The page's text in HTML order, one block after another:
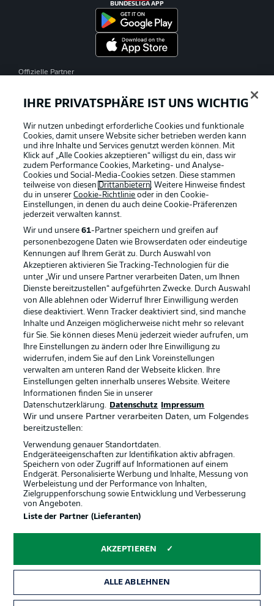
BUNDESLIGA APP
Offizielle Partner
Rechtliche Hinweise Voreinstellungen verwalten
Datenschutz Nutzungsbedingungen
Kontakt Jobs
Impressum Partner
Spieler Liveticker
AGB
© 2026 Bundesliga-Gruppe GmbH
Sprachauswahl
Anzeige Modus
IHRE PRIVATSPHÄRE IST UNS WICHTIG
Wir nutzen unbedingt erforderliche Cookies und funktionale
Cookies, damit unsere Website sicher betrieben werden kann
und ihre Inhalte und Services genutzt werden können. Mit
Klick auf „Alle Cookies akzeptieren“ willigst du ein, dass wir
zudem Performance Cookies, Marketing- und Analyse-
Cookies und Social-Media-Cookies setzen. Diese stammen
teilweise von diesen Drittanbietern. Weitere Hinweise findest
du in unsererCookie-Richtlinie oder in den Cookie-
Einstellungen, in denen du auch deine Cookie-Präferenzen
jederzeit verwalten kannst.
Wir und unsere61-Partner speichern und greifen auf
personenbezogene Daten wie Browserdaten oder eindeutige
Kennungen auf Ihrem Gerät zu. Durch Auswahl von
Akzeptieren aktivieren Sie Tracking-Technologien für die
unter „Wir und unsere Partner verarbeiten Daten, um Ihnen
Dienste bereitzustellen“ aufgeführten Zwecke. Durch Auswahl
von Alle ablehnen oder Widerruf Ihrer Einwilligung werden
diese deaktiviert. Wenn Tracker deaktiviert sind, sind manche
Inhalte und Anzeigen möglicherweise nicht mehr so relevant
für Sie. Sie können dieses Menü jederzeit wieder aufrufen, um
Ihre Einstellungen zu ändern oder Ihre Einwilligung zu
widerrufen, indem Sie auf den Link Voreinstellungen
verwalten am unteren Rand der Webseite klicken. Ihre
Einstellungen gelten innerhalb unseres Website. Weitere
Informationen finden Sie in unserer
Datenschutzerklärung.
Datenschutz Impressum
Wir und unsere Partner verarbeiten Daten, um Folgendes
bereitzustellen:
Verwendung genauer Standortdaten.
Endgeräteeigenschaften zur Identifikation aktiv abfragen.
Speichern von oder Zugriff auf Informationen auf einem
Endgerät. Personalisierte Werbung und Inhalte, Messung von
Werbeleistung und der Performance von Inhalten,
Zielgruppenforschung sowie Entwicklung und Verbesserung
von Angeboten.
Liste der Partner (Lieferanten)
AKZEPTIEREN
ALLE ABLEHNEN